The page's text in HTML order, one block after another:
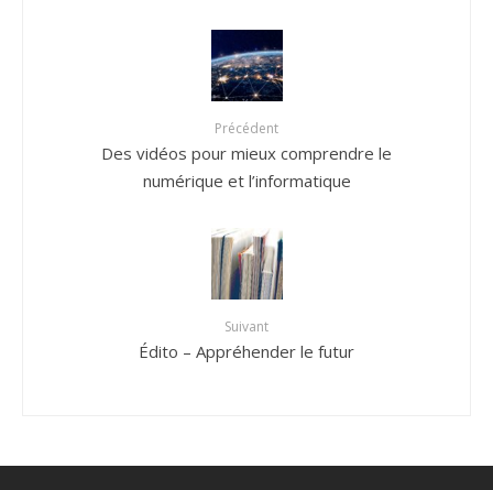
Précédent
Des vidéos pour mieux comprendre le
numérique et l’informatique
Suivant
Édito – Appréhender le futur